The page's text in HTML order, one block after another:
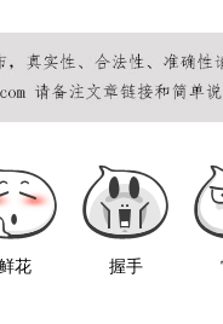
花 握手